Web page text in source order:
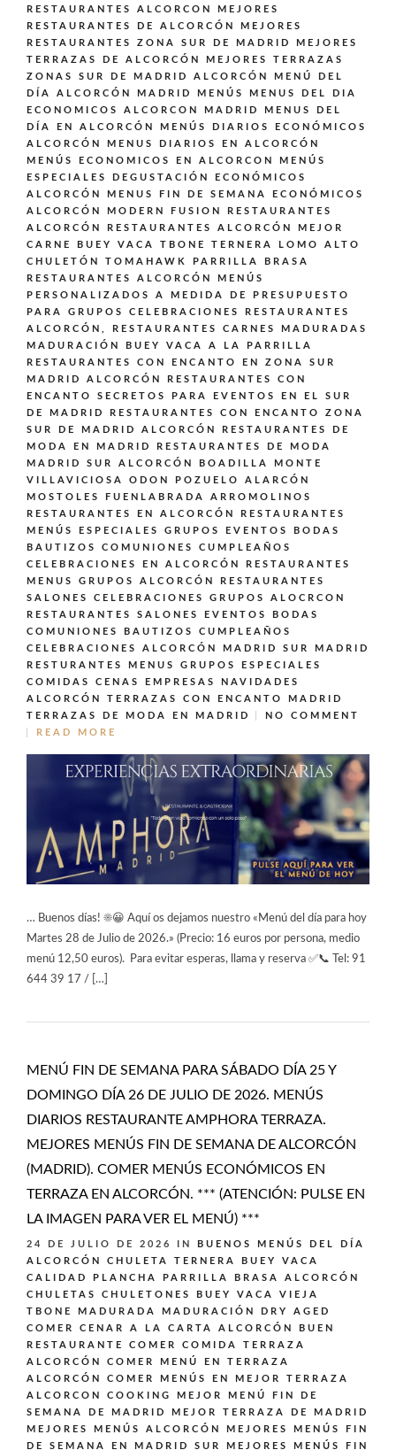
RESTAURANTES ALCORCON
MEJORES
RESTAURANTES DE ALCORCÓN
MEJORES
RESTAURANTES ZONA SUR DE MADRID
MEJORES
TERRAZAS DE ALCORCÓN
MEJORES TERRAZAS
ZONAS SUR DE MADRID ALCORCÓN
MENÚ DEL
DÍA ALCORCÓN MADRID
MENÚS
MENUS DEL DIA
ECONOMICOS ALCORCON MADRID
MENUS DEL
DÍA EN ALCORCÓN
MENÚS DIARIOS ECONÓMICOS
ALCORCÓN
MENUS DIARIOS EN ALCORCÓN
MENÚS ECONOMICOS EN ALCORCON
MENÚS
ESPECIALES DEGUSTACIÓN ECONÓMICOS
ALCORCÓN
MENUS FIN DE SEMANA ECONÓMICOS
ALCORCÓN
MODERN FUSION
RESTAURANTES
ALCORCÓN
RESTAURANTES ALCORCÓN MEJOR
CARNE BUEY VACA TBONE TERNERA LOMO ALTO
CHULETÓN TOMAHAWK PARRILLA BRASA
RESTAURANTES ALCORCÓN MENÚS
PERSONALIZADOS A MEDIDA DE PRESUPUESTO
PARA GRUPOS CELEBRACIONES
RESTAURANTES
ALCORCÓN,
RESTAURANTES CARNES MADURADAS
MADURACIÓN BUEY VACA A LA PARRILLA
RESTAURANTES CON ENCANTO EN ZONA SUR
MADRID ALCORCÓN
RESTAURANTES CON
ENCANTO SECRETOS PARA EVENTOS EN EL SUR
DE MADRID
RESTAURANTES CON ENCANTO ZONA
SUR DE MADRID ALCORCÓN
RESTAURANTES DE
MODA EN MADRID
RESTAURANTES DE MODA
MADRID SUR ALCORCÓN BOADILLA MONTE
VILLAVICIOSA ODON POZUELO ALARCÓN
MOSTOLES FUENLABRADA ARROMOLINOS
RESTAURANTES EN ALCORCÓN
RESTAURANTES
MENÚS ESPECIALES GRUPOS EVENTOS BODAS
BAUTIZOS COMUNIONES CUMPLEAÑOS
CELEBRACIONES EN ALCORCÓN
RESTAURANTES
MENUS GRUPOS ALCORCÓN
RESTAURANTES
SALONES CELEBRACIONES GRUPOS ALOCRCON
RESTAURANTES SALONES EVENTOS BODAS
COMUNIONES BAUTIZOS CUMPLEAÑOS
CELEBRACIONES ALCORCÓN MADRID SUR MADRID
RESTURANTES MENUS GRUPOS ESPECIALES
COMIDAS CENAS EMPRESAS NAVIDADES
ALCORCÓN
TERRAZAS CON ENCANTO MADRID
TERRAZAS DE MODA EN MADRID
NO COMMENT
READ MORE
… Buenos días! ☀️😀 Aquí os dejamos nuestro «Menú del día para hoy
Martes 28 de Julio de 2026.» (Precio: 16 euros por persona, medio
menú 12,50 euros). Para evitar esperas, llama y reserva ✅📞 Tel: 91
644 39 17 / […]
MENÚ FIN DE SEMANA PARA SÁBADO DÍA 25 Y
DOMINGO DÍA 26 DE JULIO DE 2026. MENÚS
DIARIOS RESTAURANTE AMPHORA TERRAZA.
MEJORES MENÚS FIN DE SEMANA DE ALCORCÓN
(MADRID). COMER MENÚS ECONÓMICOS EN
TERRAZA EN ALCORCÓN. *** (ATENCIÓN: PULSE EN
LA IMAGEN PARA VER EL MENÚ) ***
24 DE JULIO DE 2026 IN
BUENOS MENÚS DEL DÍA
ALCORCÓN
CHULETA TERNERA BUEY VACA
CALIDAD PLANCHA PARRILLA BRASA ALCORCÓN
CHULETAS CHULETONES BUEY VACA VIEJA
TBONE MADURADA MADURACIÓN DRY AGED
COMER CENAR A LA CARTA ALCORCÓN BUEN
RESTAURANTE
COMER COMIDA TERRAZA
ALCORCÓN
COMER MENÚ EN TERRAZA
ALCORCÓN
COMER MENÚS EN MEJOR TERRAZA
ALCORCON
COOKING
MEJOR MENÚ FIN DE
SEMANA DE MADRID
MEJOR TERRAZA DE MADRID
MEJORES MENÚS ALCORCÓN
MEJORES MENÚS FIN
DE SEMANA EN MADRID SUR
MEJORES MENÚS FIN